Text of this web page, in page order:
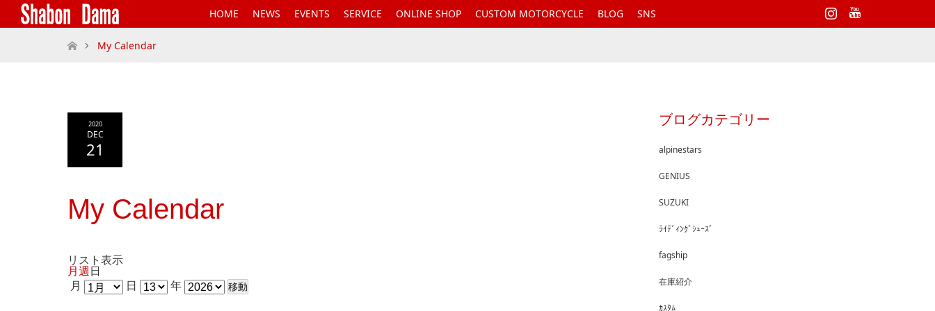
HOME NEWS EVENTS SERVICE ONLINE SHOP CUSTOM MOTORCYCLE BLOG SNS
ホームMy Calendar
2020
DEC
21
My Calendar
リスト表示
月週日
月
日 年
ブログカテゴリー
alpinestars
GENIUS
SUZUKI
ﾗｲﾃﾞｨﾝｸﾞｼｭｰｽﾞ
fagship
在庫紹介
ｶｽﾀﾑ